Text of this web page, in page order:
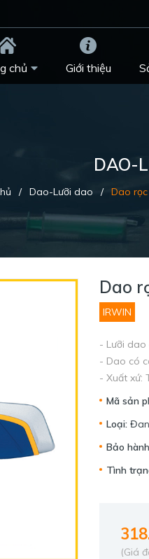
chủ Giới thiệu
DAO-
/ Dao-Lưỡi dao / Dao
Dao
IRWIN
- Lưỡi dao
- Dao có
- Xuất xứ:
Mã sản
Loại:
Bảo
Tình
(Giá